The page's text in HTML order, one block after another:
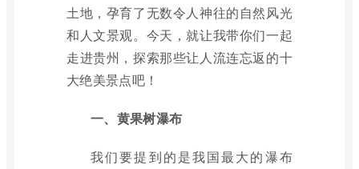
土地，孕育了无数令人神往的自然风光
和人文景观。今天，就让我带你们一起
走进贵州，探索那些让人流连忘返的十
大绝美景点吧！
一、黄果树瀑布
我们要提到的是我国最大的瀑布